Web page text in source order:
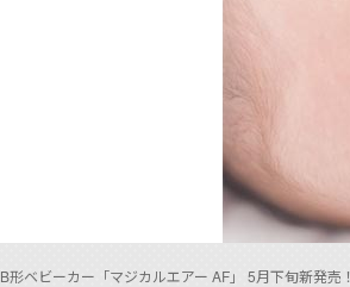
B形ベビーカー「マジカルエアー AF」 5月下旬新発売！